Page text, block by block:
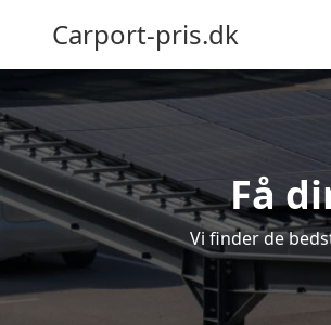
Carport-pris.dk
Få
Vi finder de